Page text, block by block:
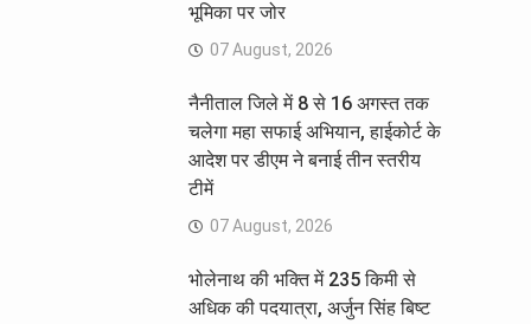
भूमिका पर जोर
07 August, 2026
नैनीताल जिले में 8 से 16 अगस्त तक
चलेगा महा सफाई अभियान, हाईकोर्ट के
आदेश पर डीएम ने बनाई तीन स्तरीय
टीमें
07 August, 2026
भोलेनाथ की भक्ति में 235 किमी से
अधिक की पदयात्रा, अर्जुन सिंह बिष्ट